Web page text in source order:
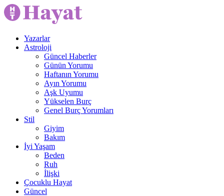
Yazarlar
Astroloji
Güncel Haberler
Günün Yorumu
Haftanın Yorumu
Ayın Yorumu
Aşk Uyumu
Yükselen Burç
Genel Burç Yorumları
Stil
Giyim
Bakım
İyi Yaşam
Beden
Ruh
İlişki
Çocuklu Hayat
Güncel